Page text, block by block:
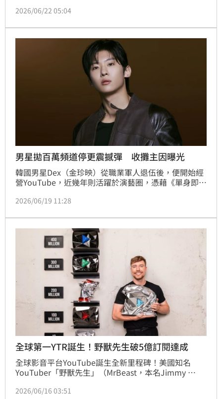
然前往瑞士執行安樂死。影片揭露重症患者在失禁與行
議題的深度反思。柯文哲呼籲政府正視醫療倫理與自主
權，期盼透過這段用生命寫下的血淚控訴，促使台灣社
會建立更完善的保護傘，讓病患能享有尊嚴的終點。
2026/06/22 05:04
男星拋百萬頻道停更震撼彈 收攤主因曝光
韓國男星Dex（金珍映）從職業軍人退伍後，便開始經
營YouTube，近幾年則活躍於演藝圈，憑藉《單身即地
預警拋出頻道停更震撼彈，引起大家的關注。蔡佩伶報
2026/06/19 11:28
全球第一YTR誕生！野獸先生破5億訂閱達成
全球影音平台YouTube誕生全新里程碑！美國知名
YouTuber「野獸先生」（MrBeast，本名Jimmy
YouTube史上第一位達成如此高人氣的個人創作者，不
2026/06/16 03:51